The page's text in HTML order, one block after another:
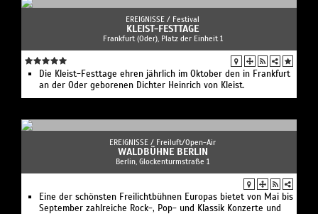
EREIGNISSE / Festival
KLEIST-FESTTAGE
Frankfurt (Oder), Platz der Einheit 1
Die Kleist-Festtage ehren jährlich im Oktober den in Frankfurt
an der Oder geborenen Dichter Heinrich von Kleist.
EREIGNISSE / Freiluft/Open-Air
WALDBÜHNE BERLIN
Berlin, Glockenturmstraße 1
Eine der schönsten Freilichtbühnen Europas bietet von Mai bis
September zahlreiche Rock-, Pop- und Klassik Konzerte und